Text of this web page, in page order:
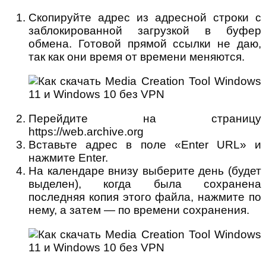
Скопируйте адрес из адресной строки с
заблокированной загрузкой в буфер
обмена. Готовой прямой ссылки не даю,
так как они время от времени меняются.
Перейдите на страницу
https://web.archive.org
Вставьте адрес в поле «Enter URL» и
нажмите Enter.
На календаре внизу выберите день (будет
выделен), когда была сохранена
последняя копия этого файла, нажмите по
нему, а затем — по времени сохранения.